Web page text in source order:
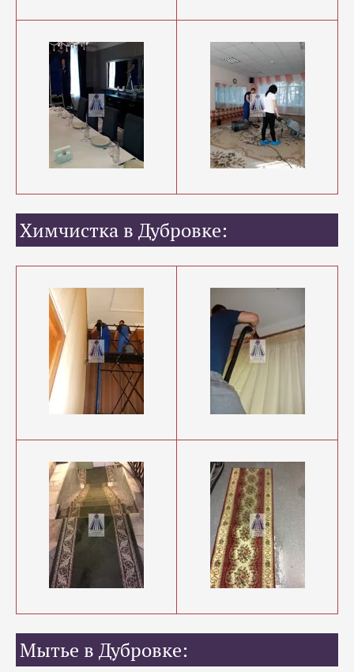
Химчистка в Дубровке:
Мытье в Дубровке: